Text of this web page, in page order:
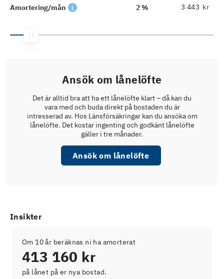
Amortering/mån 2 % kr
Ansök om lånelöfte
Det är alltid bra att ha ett lånelöfte klart – då kan du
vara med och buda direkt på bostaden du är
intresserad av. Hos Länsförsäkringar kan du ansöka om
lånelöfte. Det kostar ingenting och godkänt lånelöfte
gäller i tre månader.
Ansök om lånelöfte
Insikter
Om 10 år beräknas ni ha amorterat
413 160 kr
på lånet på er nya bostad.